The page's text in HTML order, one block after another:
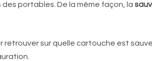
portables. De la même façon, la
retrouver sur quelle cartouche est